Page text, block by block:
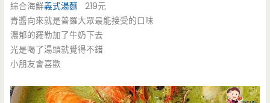
綜合海鮮義式湯麵 219元
青醬向來就是普羅大眾最能接受的口味
濃郁的羅勒加了牛奶下去
光是喝了湯頭就覺得不錯
小朋友會喜歡